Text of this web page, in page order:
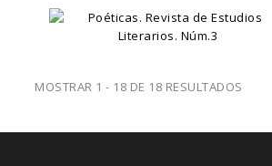
MOSTRAR 1 - 18 DE 18 RESULTADOS